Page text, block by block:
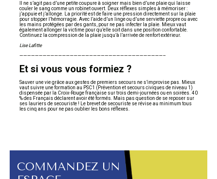
Il ne s’agit pas d’une petite coupure à soigner mais bien d’une plaie qui laisse
couler le sang comme un robinet ouvert. Deux réflexes simples à mémoriser :
j’appuie et j’allonge. La priorité est de faire une pression directement sur la plaie
pour stopper l’hémorragie. Avec l’aide d’un linge ou d’une serviette propre ou avec
les mains protégées par des gants, pour ne pas infecter la plaie. Mieux vaut
également allonger la victime pour qu’elle soit dans une position confortable.
Continuez la compression de la plaie jusqu’à l’arrivée de renfort extérieur.
Lise Lafitte
—————————————————————————————————————–
Et si vous vous formiez ?
Sauver une vie grâce aux gestes de premiers secours ne s’improvise pas. Mieux
vaut suivre une formation au PSC1 (Prévention et secours civiques de niveau 1)
dispensée par la Croix-Rouge française sur trois demi-journées ou en soirées. 40
% des Français déclarent avoir été formés. Mais pas question de se reposer sur
ses lauriers de secouriste ! Le brevet de secouriste se révise au minimum tous
les cinq ans pour ne pas oublier les bons réflexes.
COMMANDEZ UN